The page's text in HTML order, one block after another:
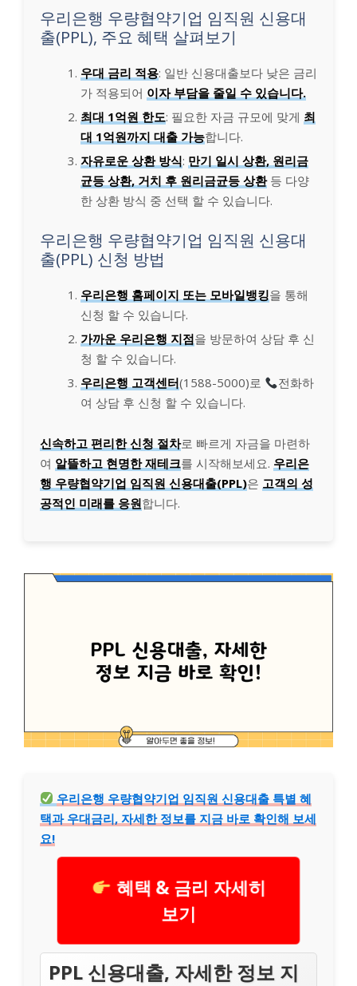
우리은행 우량협약기업 임직원 신용대
출(PPL), 주요 혜택 살펴보기
우대 금리 적용: 일반 신용대출보다 낮은 금리
가 적용되어 이자 부담을 줄일 수 있습니다.
최대 1억원 한도: 필요한 자금 규모에 맞게 최
대 1억원까지 대출 가능합니다.
자유로운 상환 방식: 만기 일시 상환, 원리금
균등 상환, 거치 후 원리금균등 상환등 다양
한 상환 방식 중 선택 할 수 있습니다.
우리은행 우량협약기업 임직원 신용대
출(PPL) 신청 방법
우리은행 홈페이지 또는 모바일뱅킹을 통해
신청 할 수 있습니다.
가까운 우리은행 지점을 방문하여 상담 후 신
청 할 수 있습니다.
우리은행 고객센터(1588-5000)로
전화하
여 상담 후 신청 할 수 있습니다.
신속하고 편리한 신청 절차로 빠르게 자금을 마련하
여 알뜰하고 현명한 재테크를 시작해보세요. 우리은
행 우량협약기업 임직원 신용대출(PPL)은 고객의 성
공적인 미래를 응원합니다.
우리은행 우량협약기업 임직원 신용대출 특별 혜
택과 우대금리, 자세한 정보를 지금 바로 확인해 보세
요!
혜택 & 금리 자세히
보기
PPL 신용대출, 자세한 정보 지